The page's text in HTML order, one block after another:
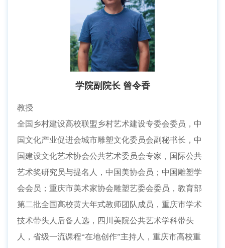
学院副院长 曾令香
教授
全国乡村建设高校联盟乡村艺术建设专委会委员，中
国文化产业促进会城市雕塑文化委员会副秘书长，中
国建设文化艺术协会公共艺术委员会专家，国际公共
艺术奖研究员与提名人，中国美协会员；中国雕塑学
会会员；重庆市美术家协会雕塑艺委会委员，教育部
第二批全国高校黄大年式教师团队成员，重庆市学术
技术带头人后备人选，四川美院公共艺术学科带头
人，省级一流课程“在地创作”主持人，重庆市高校重